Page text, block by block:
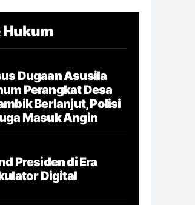
Hukum
Dugaan Asusila
Perangkat Desa
Berlanjut, Polisi
Masuk Angin
Presiden di Era
Digital